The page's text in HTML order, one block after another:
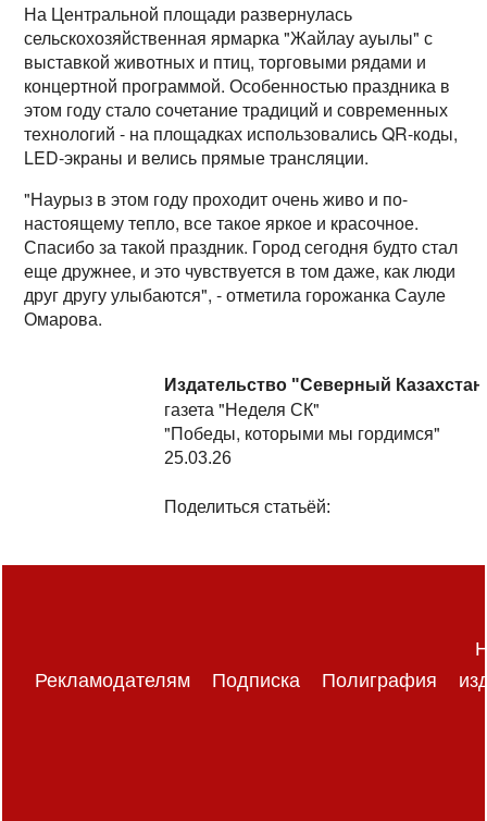
На Центральной площади развернулась
сельскохозяйственная ярмарка "Жайлау ауылы" с
выставкой животных и птиц, торговыми рядами и
концертной программой. Особенностью праздника в
этом году стало сочетание традиций и современных
технологий - на площадках использовались QR-коды,
LED-экраны и велись прямые трансляции.
"Наурыз в этом году проходит очень живо и по-
настоящему тепло, все такое яркое и красочное.
Спасибо за такой праздник. Город сегодня будто стал
еще дружнее, и это чувствуется в том даже, как люди
друг другу улыбаются", - отметила горожанка Сауле
Омарова.
Издательство "Северный
газета "Неделя СК"
"Победы, которыми мы гордимся"
25.03.26
Поделиться статьёй:
Рекламодателям Подписка Полиграфия